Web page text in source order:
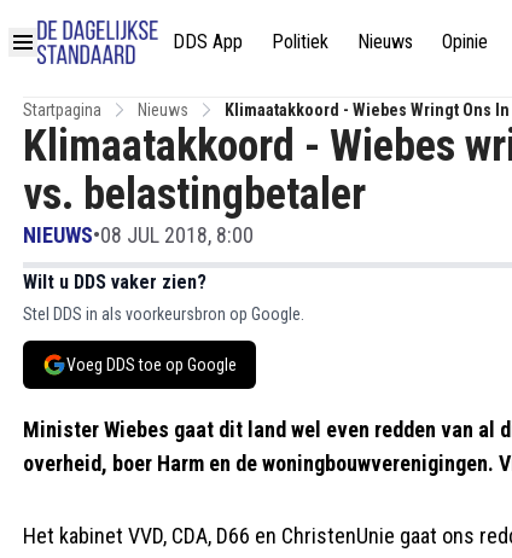
DDS App Politiek Nieuws Opinie
Startpagina Nieuws Klimaatakkoord - Wiebes Wringt Ons
Klimaatakkoord - Wiebes
vs. belastingbetaler
NIEUWS•08 JUL 2018, 8:00
Wilt u DDS vaker zien?
Stel DDS in als voorkeursbron op Google.
Voeg DDS toe op Google
Minister Wiebes gaat dit land wel even redden van al
overheid, boer Harm en de woningbouwverenigingen.
Het kabinet VVD, CDA, D66 en ChristenUnie gaat ons